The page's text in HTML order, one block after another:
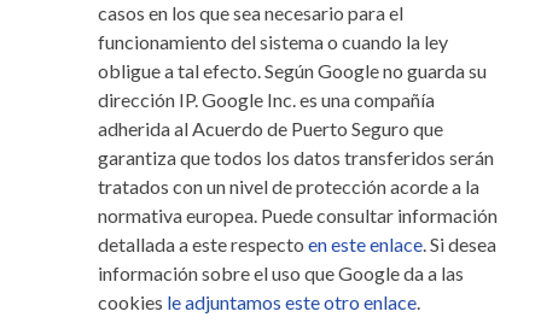
casos en los que sea necesario para el
funcionamiento del sistema o cuando la ley
obligue a tal efecto. Según Google no guarda su
dirección IP. Google Inc. es una compañía
adherida al Acuerdo de Puerto Seguro que
garantiza que todos los datos transferidos serán
tratados con un nivel de protección acorde a la
normativa europea. Puede consultar información
detallada a este respectoen este enlace. Si desea
información sobre el uso que Google da a las
cookies le adjuntamos este otro enlace.